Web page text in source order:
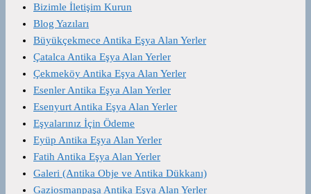
Bizimle İletişim Kurun
Blog Yazıları
Büyükçekmece Antika Eşya Alan Yerler
Çatalca Antika Eşya Alan Yerler
Çekmeköy Antika Eşya Alan Yerler
Esenler Antika Eşya Alan Yerler
Esenyurt Antika Eşya Alan Yerler
Eşyalarınız İçin Ödeme
Eyüp Antika Eşya Alan Yerler
Fatih Antika Eşya Alan Yerler
Galeri (Antika Obje ve Antika Dükkanı)
Gaziosmanpaşa Antika Eşya Alan Yerler